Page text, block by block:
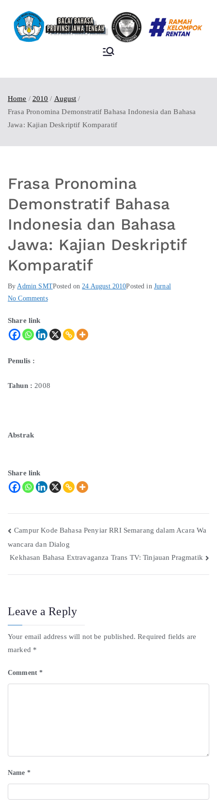
TENGAH
Home 2010
August
Frasa Pronomina Demonstratif Bahasa Indonesia dan Bahasa
Jawa: Kajian Deskriptif Komparatif
Frasa Pronomina
Demonstratif Bahasa
Indonesia dan Bahasa
Jawa: Kajian Deskriptif
Komparatif
By Admin SMTPosted on 24 August 2010Posted in Jurnal
No Comments
Share link
Penulis :
Tahun : 2008
Abstrak
Share link
Campur Kode Bahasa Penyiar RRI Semarang dalam Acara Wa
wancara dan Dialog
Kekhasan Bahasa Extravaganza Trans TV: Tinjauan Pragmatik
Leave a Reply
Your email address will not be published. Required fields are
marked *
Comment*
Name *